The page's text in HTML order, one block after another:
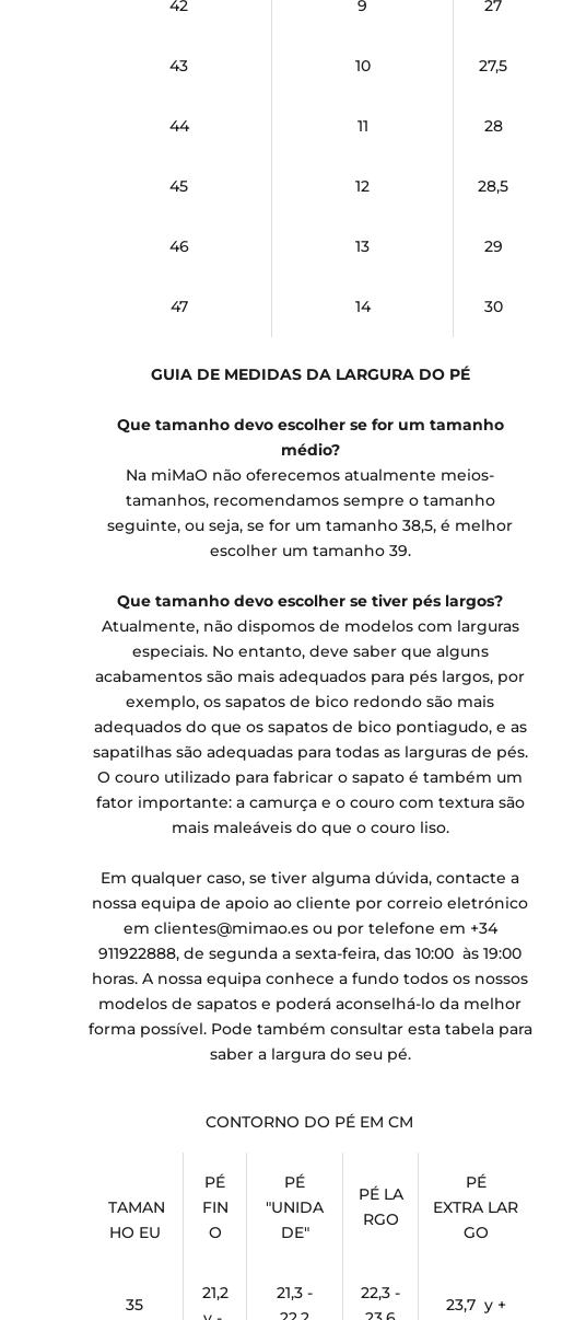
42 9 27
43 10 27,5
44 11 28
45 12 28,5
46 13 29
47 14 30
GUIA DE MEDIDAS DA LARGURA DO PÉ
Que tamanho devo escolher se for um tamanho
médio?
Na miMaO não oferecemos atualmente meios-
tamanhos, recomendamos sempre o tamanho
seguinte, ou seja, se for um tamanho 38,5, é melhor
escolher um tamanho 39.
Que tamanho devo escolher se tiver pés largos?
Atualmente, não dispomos de modelos com larguras
especiais. No entanto, deve saber que alguns
acabamentos são mais adequados para pés largos, por
exemplo, os sapatos de bico redondo são mais
adequados do que os sapatos de bico pontiagudo, e as
sapatilhas são adequadas para todas as larguras de pés.
O couro utilizado para fabricar o sapato é também um
fator importante: a camurça e o couro com textura são
mais maleáveis do que o couro liso.
Em qualquer caso, se tiver alguma dúvida, contacte a
nossa equipa de apoio ao cliente por correio eletrónico
em clientes@mimao.es ou por telefone em +34
911922888, de segunda a sexta-feira, das 10:00 às 19:00
horas. A nossa equipa conhece a fundo todos os nossos
modelos de sapatos e poderá aconselhá-lo da melhor
forma possível. Pode também consultar esta tabela para
saber a largura do seu pé.
CONTORNO DO PÉ EM CM
TAMAN
HO EU
PÉ
FIN
O
PÉ
"UNIDA
DE"
PÉ LA
RGO
PÉ
EXTRA LAR
GO
35
21,2
21,3 -
22,3 -
23,7 y +